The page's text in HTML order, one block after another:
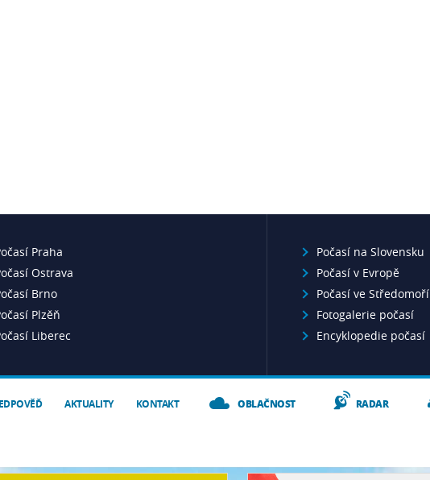
Praha
Ostrava
Brno
Plzěň
Liberec
Počasí na Slovensku
Počasí v Evropě
Počasí ve Středomoří
Fotogalerie počasí
Encyklopedie počasí
AKTUALITY KONTAKT OBLAČNOST RADAR